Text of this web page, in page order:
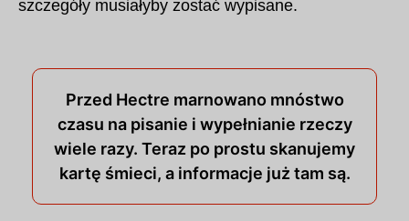
szczegóły musiałyby zostać wypisane.
Przed Hectre marnowano mnóstwo
czasu na pisanie i wypełnianie rzeczy
wiele razy. Teraz po prostu skanujemy
kartę śmieci, a informacje już tam są.